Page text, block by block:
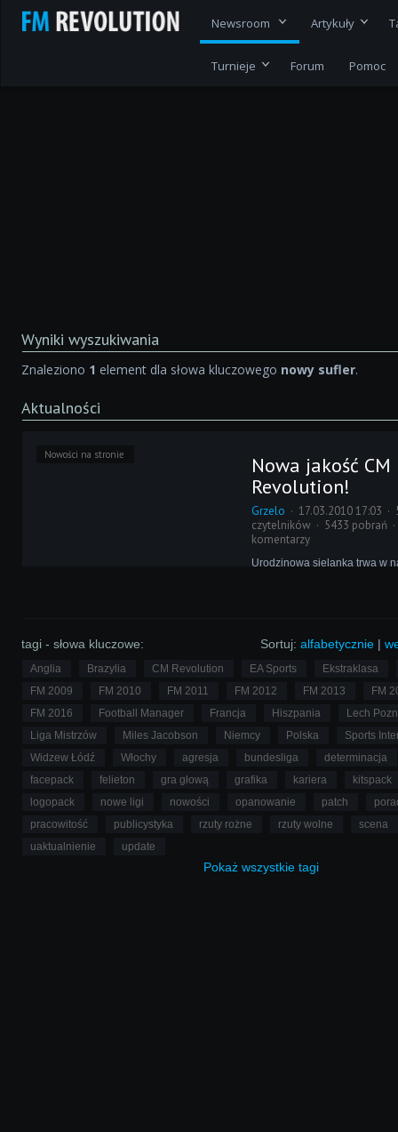
Newsroom Artykuły
Turnieje Forum Pomoc
Wyniki wyszukiwania
Znaleziono 1 element dla słowa kluczowego nowy sufler.
Aktualności
Nowości na stronie
Nowa jakość CM
Revolution!
Grzelo 17.03.2010 17:03
czytelników
5433 pobrań
komentarzy
Urodzinowa sielanka trwa w
Sortuj: alfabetycznie |
tagi - słowa kluczowe:
Anglia Brazylia CM Revolution EA Sports
Ekstraklasa
FM 2009
FM 2010 FM 2011 FM 2012 FM 2013
FM
FM 2016
Football Manager Francja Hiszpania
Lech
Liga Mistrzów
Miles Jacobson Niemcy Polska
Sports
Widzew Łódź
Włochy agresja bundesliga
determinacja
facepack
felieton gra głową grafika kariera
kitspack
logopack
nowe ligi nowości opanowanie patch
pracowitość
publicystyka rzuty rożne rzuty wolne
scena
uaktualnienie
update
Pokaż wszystkie tagi